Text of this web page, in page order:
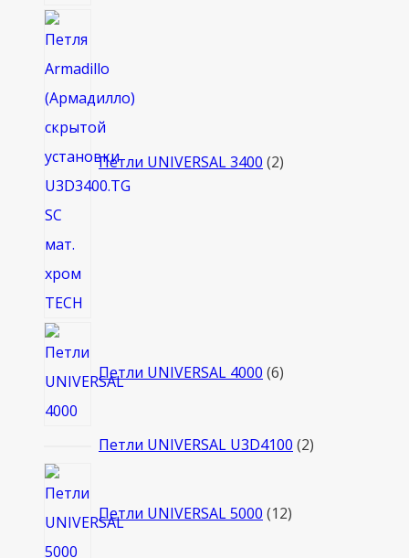
Петли UNIVERSAL 3400 2
Петли UNIVERSAL 4000 6товаров
Петли UNIVERSAL U3D4100 22
Петли UNIVERSAL 5000 12товаров